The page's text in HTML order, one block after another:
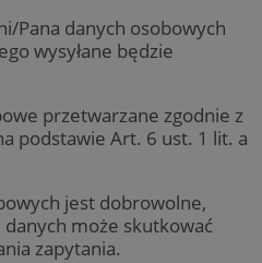
Pana danych osobowych
wysyłane będzie
przetwarzane zgodnie z
podstawie Art. 6 ust. 1 lit. a
jest dobrowolne,
może skutkować
zapytania.